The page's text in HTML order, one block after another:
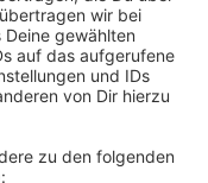
Vermissten nimmt
unter der